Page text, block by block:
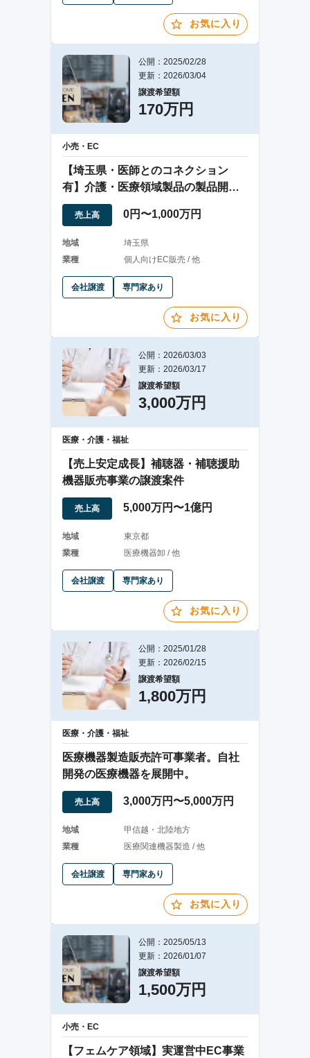
お気に入り
公開：2025/02/28
更新：2026/03/04
譲渡希望額
170万円
小売・EC
【埼玉県・医師とのコネクション
有】介護・医療領域製品の製品開
発・販売業を行う企業
売上高 0円〜1,000万円
地域
埼玉県
業種
個人向けEC販売 / 他
会社譲渡 専門家あり
お気に入り
公開：2026/03/03
更新：2026/03/17
譲渡希望額
3,000万円
医療・介護・福祉
【売上安定成長】補聴器・補聴援助
機器販売事業の譲渡案件
売上高 5,000万円〜1億円
地域
東京都
業種
医療機器卸 / 他
会社譲渡 専門家あり
お気に入り
公開：2025/01/28
更新：2026/02/15
譲渡希望額
1,800万円
医療・介護・福祉
医療機器製造販売許可事業者。自社
開発の医療機器を展開中。
売上高 3,000万円〜5,000万円
地域
甲信越・北陸地方
業種
医療関連機器製造 / 他
会社譲渡 専門家あり
お気に入り
公開：2025/05/13
更新：2026/01/07
譲渡希望額
1,500万円
小売・EC
【フェムケア領域】実運営中EC事業